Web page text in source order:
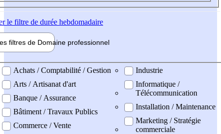
le filtre de durée hebdomadaire
filtres de Domaine professionnel
professionel
Achats / Comptabilité / Gestion
Arts / Artisanat d'art
Banque / Assurance
Bâtiment / Travaux Publics
Commerce / Vente
Industrie
Informatique /
Télécommunication
Installation / Maintenance
Marketing / Stratégie
commerciale